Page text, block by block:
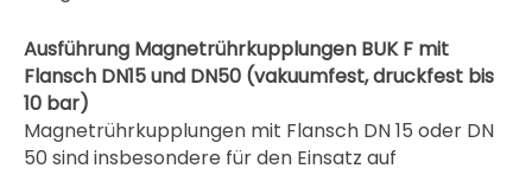
Ausführung Magnetrührkupplungen BUK F mit
Flansch DN15 und DN50 (vakuumfest, druckfest bis
10 bar)
Magnetrührkupplungen mit Flansch DN 15 oder DN
50 sind insbesondere für den Einsatz auf